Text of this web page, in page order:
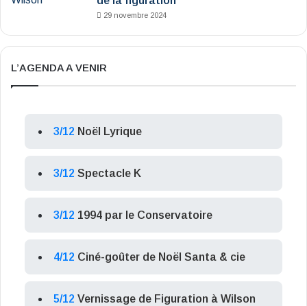
29 novembre 2024
L’AGENDA A VENIR
3/12 Noël Lyrique
3/12 Spectacle K
3/12 1994 par le Conservatoire
4/12 Ciné-goûter de Noël Santa & cie
5/12 Vernissage de Figuration à Wilson